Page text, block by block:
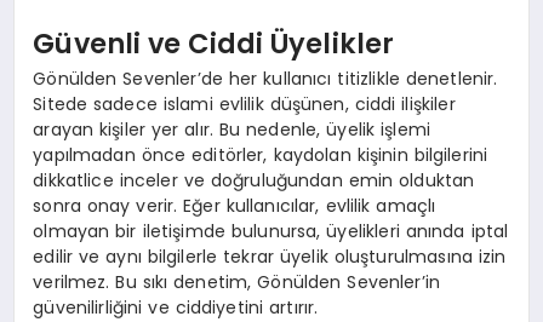
Güvenli ve Ciddi Üyelikler
Gönülden Sevenler’de her kullanıcı titizlikle denetlenir.
Sitede sadece islami evlilik düşünen, ciddi ilişkiler
arayan kişiler yer alır. Bu nedenle, üyelik işlemi
yapılmadan önce editörler, kaydolan kişinin bilgilerini
dikkatlice inceler ve doğruluğundan emin olduktan
sonra onay verir. Eğer kullanıcılar, evlilik amaçlı
olmayan bir iletişimde bulunursa, üyelikleri anında iptal
edilir ve aynı bilgilerle tekrar üyelik oluşturulmasına izin
verilmez. Bu sıkı denetim, Gönülden Sevenler’in
güvenilirliğini ve ciddiyetini artırır.